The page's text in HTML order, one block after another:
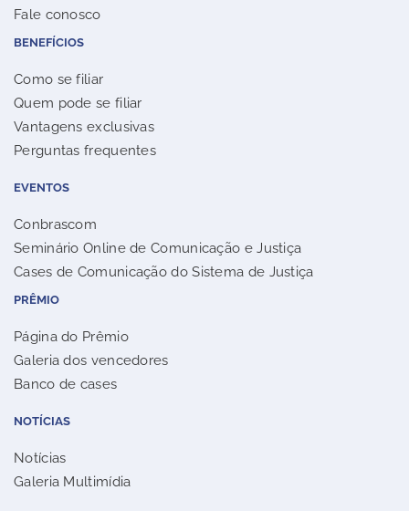
Fale conosco
BENEFÍCIOS
Como se filiar
Quem pode se filiar
Vantagens exclusivas
Perguntas frequentes
EVENTOS
Conbrascom
Seminário Online de Comunicação e Justiça
Cases de Comunicação do Sistema de Justiça
PRÊMIO
Página do Prêmio
Galeria dos vencedores
Banco de cases
NOTÍCIAS
Notícias
Galeria Multimídia